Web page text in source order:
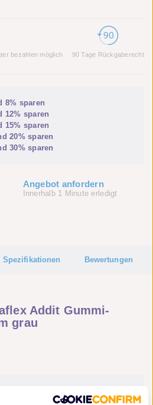
bezahlen möglich 90 Tage Rückgaberecht
8% sparen
12% sparen
15% sparen
20%sparen
30%sparen
Angebot anfordern
Innerhalb 1 Minute erledigt
Spezifikationen Bewertungen
Addit Gummi-
grau